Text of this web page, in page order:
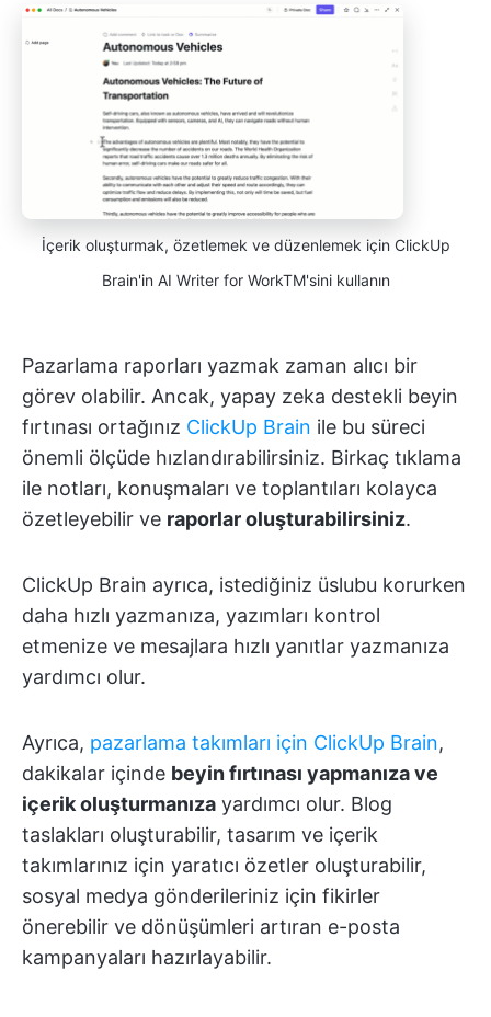
İçerik oluşturmak, özetlemek ve düzenlemek için ClickUp
Brain'in AI Writer for WorkTM'sini kullanın
Pazarlama raporları yazmak zaman alıcı bir
görev olabilir. Ancak, yapay zeka destekli beyin
fırtınası ortağınız ClickUp Brain ile bu süreci
önemli ölçüde hızlandırabilirsiniz. Birkaç tıklama
ile notları, konuşmaları ve toplantıları kolayca
özetleyebilir ve raporlar oluşturabilirsiniz.
ClickUp Brain ayrıca, istediğiniz üslubu korurken
daha hızlı yazmanıza, yazımları kontrol
etmenize ve mesajlara hızlı yanıtlar yazmanıza
yardımcı olur.
Ayrıca, pazarlama takımları için ClickUp Brain,
dakikalar içinde beyin fırtınası yapmanıza ve
içerik oluşturmanıza yardımcı olur. Blog
taslakları oluşturabilir, tasarım ve içerik
takımlarınız için yaratıcı özetler oluşturabilir,
sosyal medya gönderileriniz için fikirler
önerebilir ve dönüşümleri artıran e-posta
kampanyaları hazırlayabilir.